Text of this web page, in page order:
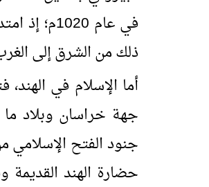
في عام
ذلك من الشرق إلى
أما الإسلام في
جهة خراسان وبلاد ما
جنود الفتح الإسلامي
حضارة الهند القديمة